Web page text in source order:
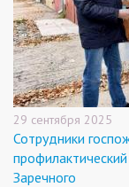
29 сентября 2025
Сотрудники
Заречного